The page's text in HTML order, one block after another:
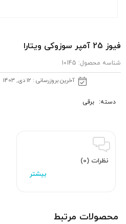
فیوز 25 آمپر سوزوکی ویتارا
شناسه محصول: 10145
آخرین بروزرسانی : 12 دی, 1403
دسته: برقی
نظرات (0)
محصولات مرتبط